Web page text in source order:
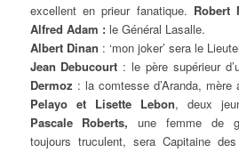
excellent en prieur fanatique. Robert
Alfred Adam :le Général Lasalle.
Albert Dinan : ‘mon joker’ sera le
Jean Debucourt : le père supérieur
Dermoz : la comtesse d’Aranda,
Pelayo et Lisette Lebon, deux
Pascale Roberts, une femme de
toujours truculent, sera Capitaine